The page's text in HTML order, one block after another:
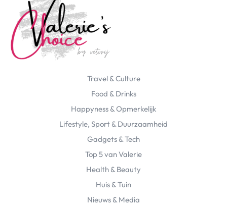
Travel & Culture
Food & Drinks
Happyness & Opmerkelijk
Lifestyle, Sport & Duurzaamheid
Gadgets & Tech
Top 5 van Valerie
Health & Beauty
Huis & Tuin
Nieuws & Media